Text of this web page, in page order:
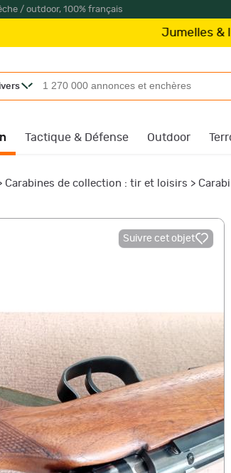
/ outdoor, 100% français
Jumelles & lunette
Tactique & Défense Outdoor
Carabines de collection : tir et loisirs >
Suivre cet objet